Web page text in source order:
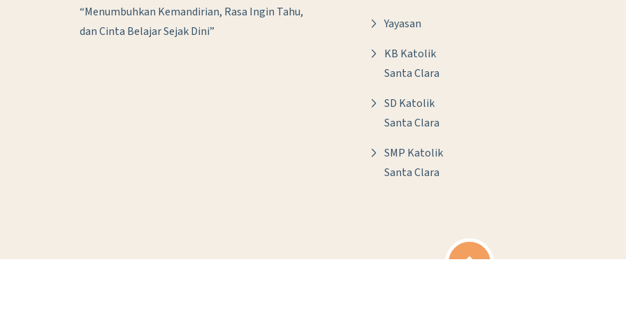
“Menumbuhkan Kemandirian, Rasa Ingin Tahu,
dan Cinta Belajar Sejak Dini”
Yayasan
KB Katolik
Santa Clara
SD Katolik
Santa Clara
SMP Katolik
Santa Clara